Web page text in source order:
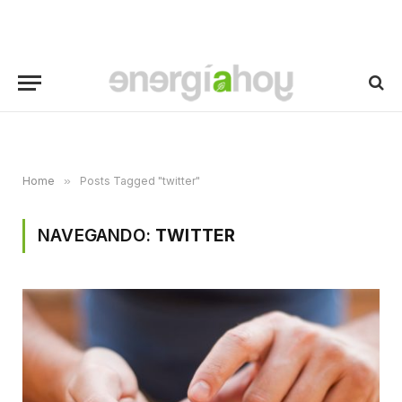
Home » Posts Tagged "twitter"
NAVEGANDO: TWITTER